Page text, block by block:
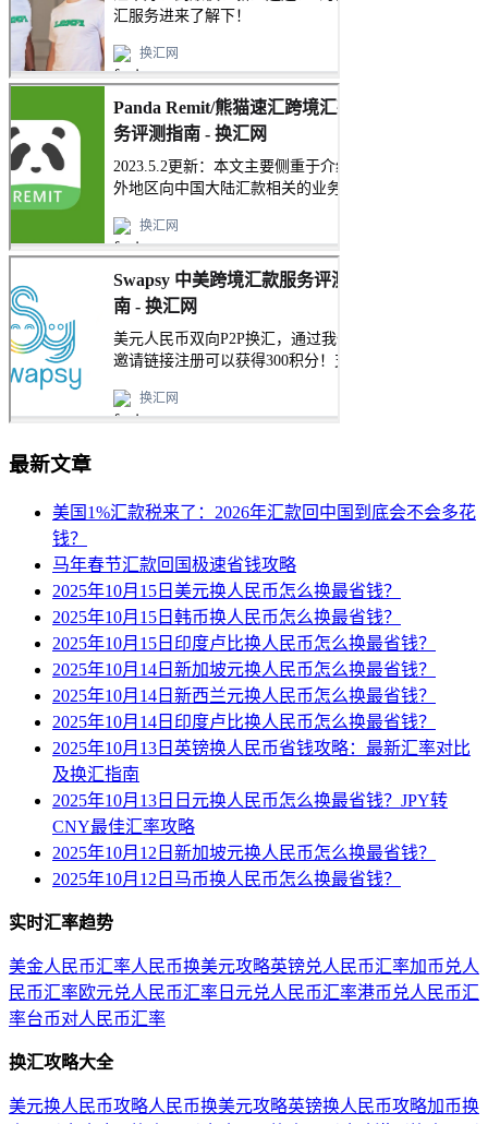
最新文章
美国1%汇款税来了：2026年汇款回中国到底会不会多花
钱？
马年春节汇款回国极速省钱攻略
2025年10月15日美元换人民币怎么换最省钱？
2025年10月15日韩币换人民币怎么换最省钱？
2025年10月15日印度卢比换人民币怎么换最省钱？
2025年10月14日新加坡元换人民币怎么换最省钱？
2025年10月14日新西兰元换人民币怎么换最省钱？
2025年10月14日印度卢比换人民币怎么换最省钱？
2025年10月13日英镑换人民币省钱攻略：最新汇率对比
及换汇指南
2025年10月13日日元换人民币怎么换最省钱？JPY转
CNY最佳汇率攻略
2025年10月12日新加坡元换人民币怎么换最省钱？
2025年10月12日马币换人民币怎么换最省钱？
实时汇率趋势
美金人民币汇率人民币换美元攻略英镑兑人民币汇率加币兑人
民币汇率欧元兑人民币汇率 日元兑人民币汇率港币兑人民币汇
率台币对人民币汇率
换汇攻略大全
美元换人民币攻略人民币换美元攻略英镑换人民币攻略加币换